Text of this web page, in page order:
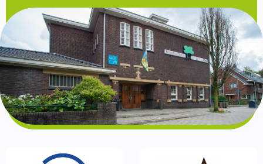
Schoolgids
Gezonde school
Kinderopvang
BSO
Routebeschrijving
Privacy